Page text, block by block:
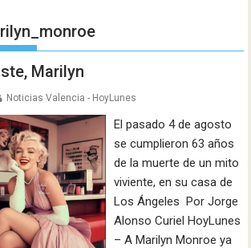
Marilyn
Noticias Valencia - HoyLunes
El pasado 4 de agosto
se cumplieron 63 años
de la muerte de un mito
viviente, en su casa de
Los Ángeles Por Jorge
Alonso Curiel HoyLunes
– A Marilyn Monroe ya